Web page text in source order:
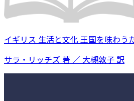
イギリス 生活と文化 王国を味わう
サラ・リッチズ 著 ／ 大槻敦子 訳